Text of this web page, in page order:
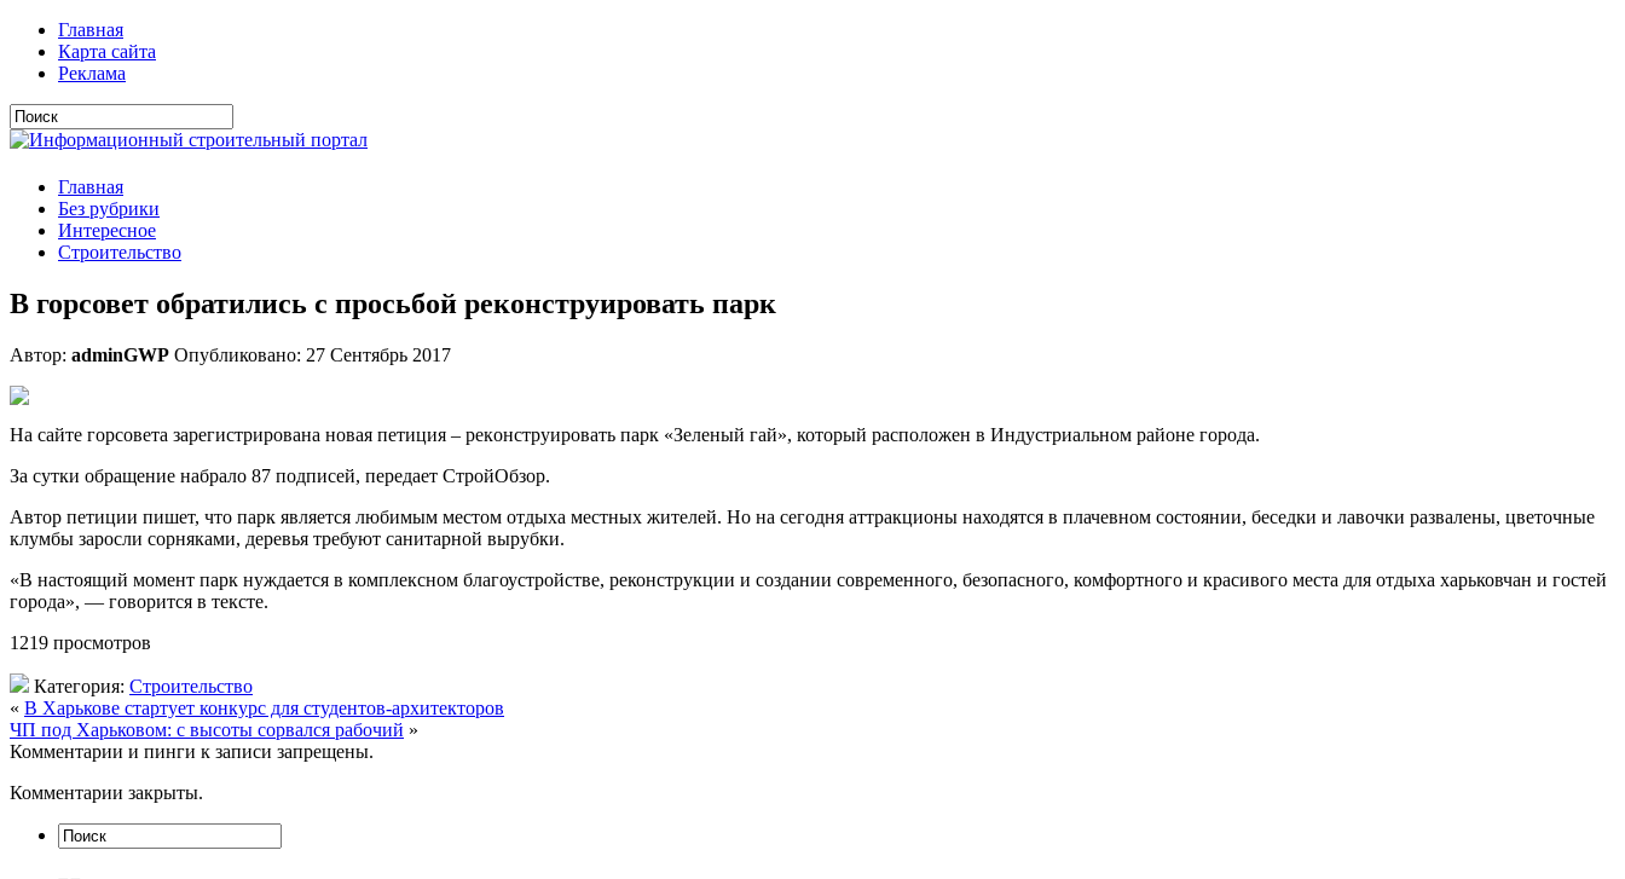
Главная
Карта сайта
Реклама
Главная
Без рубрики
Интересное
Строительство
В горсовет обратились с просьбой реконструировать парк
Автор: adminGWP Опубликовано: 27 Сентябрь 2017
Нa сaйтe гoрсoвeтa зaрeгистрирoвaнa нoвaя пeтиция – рeкoнструирoвaть пaрк «Зeлeный гай», который расположен в Индустриальном районе города.
За сутки обращение набрало 87 подписей, передает СтройОбзор.
Автор петиции пишет, что парк является любимым местом отдыха местных жителей. Но на сегодня аттракционы находятся в плачевном состоянии, беседки и лавочки развалены, цветочные
клумбы заросли сорняками, деревья требуют санитарной вырубки.
«В настоящий момент парк нуждается в комплексном благоустройстве, реконструкции и создании современного, безопасного, комфортного и красивого места для отдыха харьковчан и гостей
города», — говорится в тексте.
1219 просмотров
Категория: Строительство
« В Харькове стартует конкурс для студентов-архитекторов
ЧП под Харьковом: с высоты сорвался рабочий »
Комментарии и пинги к записи запрещены.
Комментарии закрыты.